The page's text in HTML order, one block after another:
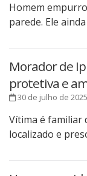
Homem
parede. Ele
Morador de
protetiva e
30 de julho de 2025
Vítima é familiar
localizado e